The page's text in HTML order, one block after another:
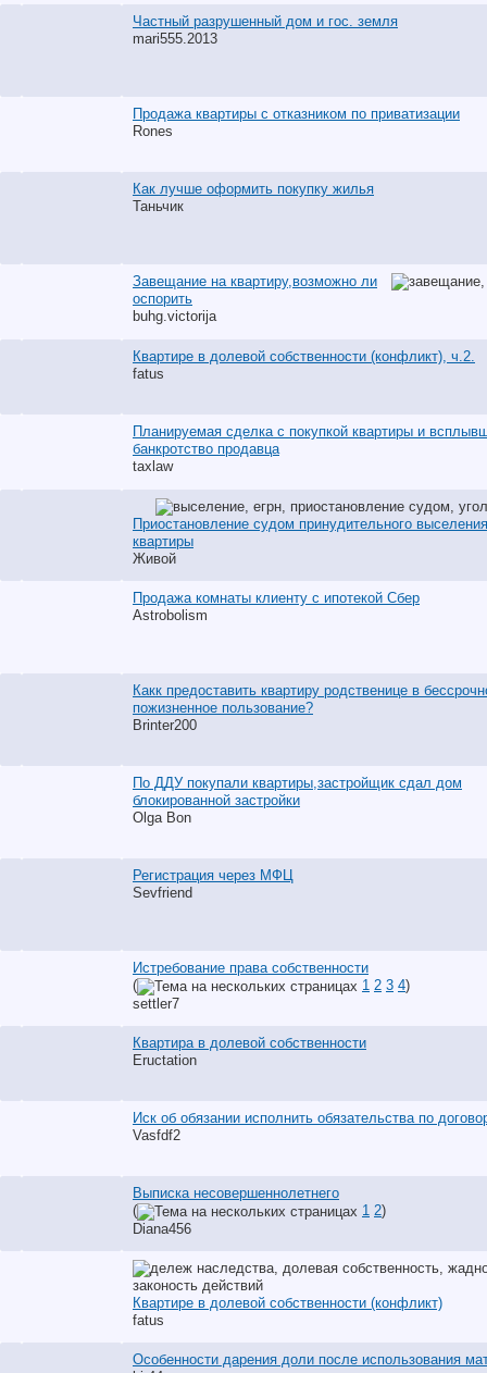
Частный разрушенный дом и гос. земля
mari555.2013
Продажа квартиры с отказником по приватизации
Rones
Как лучше оформить покупку жилья
Таньчик
Завещание на квартиру,возможно ли
оспорить
buhg.victorija
Квартире в долевой собственности (конфликт), ч.2.
fatus
Планируемая сделка с покупкой квартиры и
банкротство продавца
taxlaw
Приостановление судом принудительного
квартиры
Живой
Продажа комнаты клиенту с ипотекой Сбер
Astrobolism
Какк предоставить квартиру родственице в
пожизненное пользование?
Brinter200
По ДДУ покупали квартиры,застройщик сдал дом
блокированной застройки
Olga Bon
Регистрация через МФЦ
Sevfriend
Истребование права собственности
(
1 2 3 4)
settler7
Квартира в долевой собственности
Eructation
Иск об обязании исполнить обязательства по
Vasfdf2
Выписка несовершеннолетнего
(
1 2)
Diana456
Квартире в долевой собственности (конфликт)
fatus
Особенности дарения доли после использования